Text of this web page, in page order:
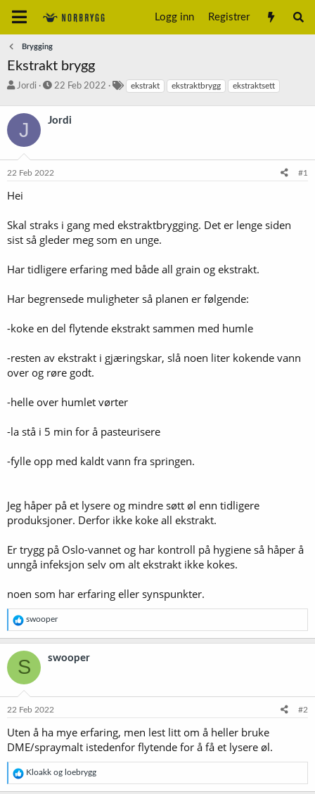
Logg inn Registrer
Brygging
Ekstrakt brygg
T
s
t
a
r
e
Jordi
S
r
a
t
22 Feb 2022
r
ekstrakt ekstraktbrygg ekstraktsett
J Jordi
22 Feb 2022 #1
Hei
Skal straks i gang med ekstraktbrygging. Det er lenge siden
sist så gleder meg som en unge.
Har tidligere erfaring med både all grain og ekstrakt.
Har begrensede muligheter så planen er følgende:
-koke en del flytende ekstrakt sammen med humle
-resten av ekstrakt i gjæringskar, slå noen liter kokende vann
over og røre godt.
-helle over humlet vørter
-la stå i 5 min for å pasteurisere
-fylle opp med kaldt vann fra springen.
Jeg håper på et lysere og mindre søtt øl enn tidligere
produksjoner. Derfor ikke koke all ekstrakt.
Er trygg på Oslo-vannet og har kontroll på hygiene så håper å
unngå infeksjon selv om alt ekstrakt ikke kokes.
noen som har erfaring eller synspunkter.
R
e
a
k
s
j
o
e
:
swooper
S swooper
22 Feb 2022 #2
Uten å ha mye erfaring, men lest litt om å heller bruke
DME/spraymalt istedenfor flytende for å få et lysere øl.
R
e
Kloakk og loebrygg